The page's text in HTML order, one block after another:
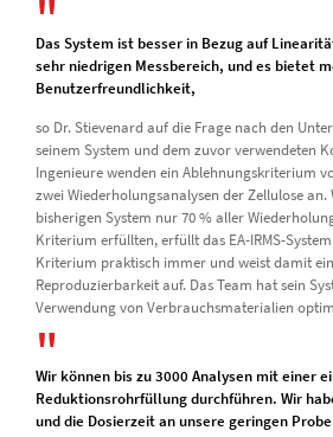
Das System ist besser in Bezug auf
sehr niedrigen Messbereich, und es bietet
Benutzerfreundlichkeit,
so Dr. Stievenard auf die Frage nach den
seinem System und dem zuvor verwendeten
Ingenieure wenden ein Ablehnungskriterium
zwei Wiederholungsanalysen der Zellulose
bisherigen System nur 70 % aller
Kriterium erfüllten, erfüllt das EA-IRMS-
Kriterium praktisch immer und weist damit
Reproduzierbarkeit auf. Das Team hat sein
Verwendung von Verbrauchsmaterialien
Wir können bis zu 3000 Analysen mit einer
Reduktionsrohrfüllung durchführen. Wir
und die Dosierzeit an unsere geringen